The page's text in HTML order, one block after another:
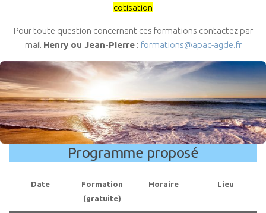
cotisation
Pour toute question concernant ces formations contactez par
mail Henry ou Jean-Pierre: formations@apac-agde.fr
Programme proposé
Date
Formation
(gratuite)
Horaire Lieu